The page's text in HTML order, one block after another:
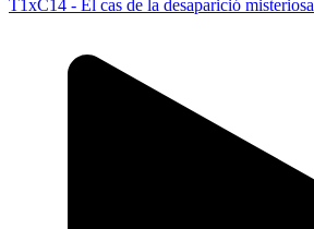
T1xC14 - El cas de la desaparició misteriosa